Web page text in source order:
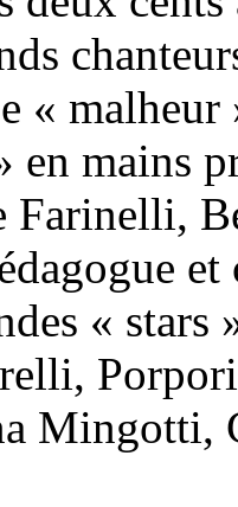
«
en mains
Farinelli,
« stars
Mingotti,